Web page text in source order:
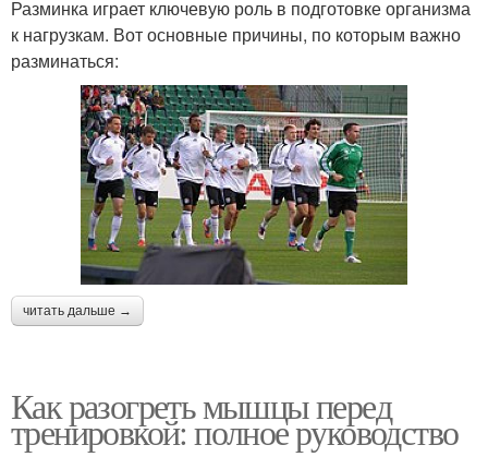
Разминка играет ключевую роль в подготовке организма
к нагрузкам. Вот основные причины, по которым важно
разминаться:
читать дальше →
Как разогреть мышцы перед
тренировкой: полное руководство